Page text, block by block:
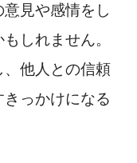
見や感情をし
しれません。
、他人との信頼
っかけになる